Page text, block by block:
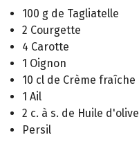
100 g de Tagliatelle
2 Courgette
4 Carotte
1 Oignon
10 cl de Crème fraîche
1 Ail
2 c. à s. de Huile d'olive
Persil